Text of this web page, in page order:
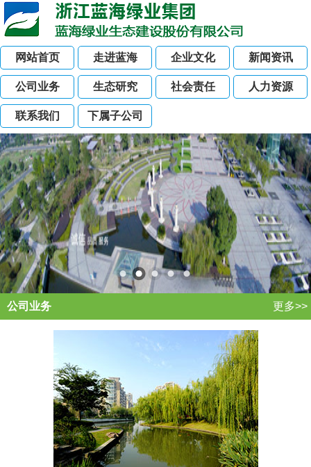
网站首页 走进蓝海 企业文化 新闻资讯
公司业务 生态研究 社会责任 人力资源
联系我们 下属子公司
公司业务 更多>>